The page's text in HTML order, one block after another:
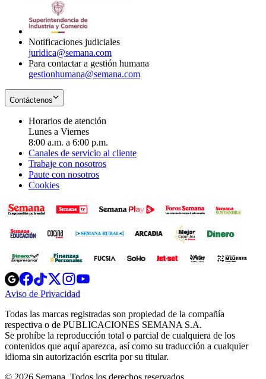
Notificaciones judiciales
juridica@semana.com
Para contactar a gestión humana
gestionhumana@semana.com
Contáctenos
Horarios de atención
Lunes a Viernes
8:00 a.m. a 6:00 p.m.
Canales de servicio al cliente
Trabaje con nosotros
Paute con nosotros
Cookies
Opens
in
new
Opens
in
new
Opens
in
new
window
Opens
new
windowwindow
Aviso de Privacidad
new
window
Todas las marcas registradas son propiedad de la compañía
respectiva o de PUBLICACIONES SEMANA S.A.
Se prohíbe la reproducción total o parcial de cualquiera de los
contenidos que aquí aparezca, así como su traducción a cualquier
idioma sin autorización escrita por su titular.
© 2026 Semana. Todos los derechos reservados.